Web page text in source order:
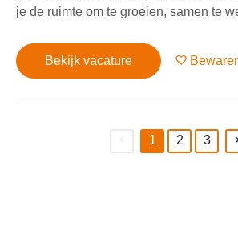
je de ruimte om te groeien, samen te
Bekijk vacature
1
2 3